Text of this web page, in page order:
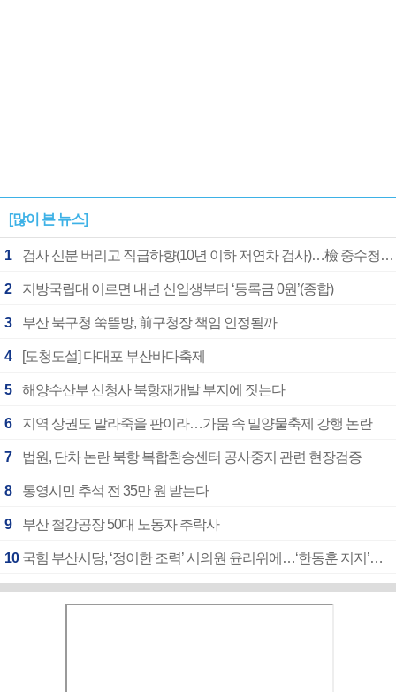
[많이 본 뉴스]
1 검사 신분 버리고 직급하향(10년 이하 저연차 검사)…檢 중수청행 기피
2 지방국립대 이르면 내년 신입생부터 ‘등록금 0원’(종합)
3 부산 북구청 쑥뜸방, 前구청장 책임 인정될까
4 [도청도설] 다대포 부산바다축제
5 해양수산부 신청사 북항재개발 부지에 짓는다
6 지역 상권도 말라죽을 판이라…가뭄 속 밀양물축제 강행 논란
7 법원, 단차 논란 북항 복합환승센터 공사중지 관련 현장검증
8 통영시민 추석 전 35만 원 받는다
9 부산 철강공장 50대 노동자 추락사
10 국힘 부산시당, ‘정이한 조력’ 시의원 윤리위에…‘한동훈 지지’도 신고접수